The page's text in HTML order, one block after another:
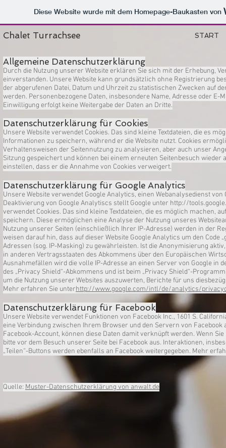
Diese Website wurde mit dem Homepage-Baukasten von
START
Chalet Turrachsee
Allgemeine Datenschutzerklärung
Durch die Nutzung unserer Website erklären Sie sich mit der Erhebung,
einverstanden. Unsere Website kann grundsätzlich ohne Registrierung
der abgerufenen Datei, Datum und Uhrzeit zu statistischen Zwecken auf
werden. Personenbezogene Daten, insbesondere Name, Adresse oder
Einwilligung erfolgt keine Weitergabe der Daten an Dritte.
Datenschutzerklärung für Cookies
Unsere Website verwendet Cookies. Das sind kleine Textdateien, die es
Informationen zu speichern, während er die Website nutzt. Cookies
Verhaltensweisen der Seitennutzung zu analysieren, aber auch unser
Sitzung gespeichert und können bei einem erneuten Seitenbesuch
einstellen, dass er die Annahme von Cookies verweigert.
Datenschutzerklärung für Google Analytics
Unsere Website verwendet Google Analytics, einen Webanalysedienst
Deaktivierung von Google Analytiscs stellt Google unter http://
verwendet Cookies. Das sind kleine Textdateien, die es möglich machen,
speichern. Diese ermöglichen eine Analyse der Nutzung unseres
Nutzung unserer Seiten (einschließlich Ihrer IP-Adresse) werden in der
weisen darauf hin, dass auf dieser Website Google Analytics um den
Adressen (sog. IP-Masking) zu gewährleisten. Ist die Anonymisierung
in anderen Vertragsstaaten des Abkommens über den Europäischen
Ausnahmefällen wird die volle IP-Adresse an einen Server von Google in
des „Privacy Shield“-Abkommens und ist beim „Privacy Shield“-
um die Nutzung unserer Websites auszuwerten, Berichte für uns
Mehr erfahren Sie unterhttp://www.google.com/intl/de/analytics/
Datenschutzerklärung für Facebook
Unsere Website verwendet Funktionen von Facebook Inc., 1601 S.
eine Verbindung zwischen Ihrem Browser und den Servern von
Facebook-Account, können diese Daten damit verknüpft werden. Wenn
bitte vor dem Besuch unserer Seite bei Facebook aus. Interaktionen,
„Teilen“-Buttons werden ebenfalls an Facebook weitergegeben. Mehr
Quelle: Muster-Datenschutzerklärung von anwalt.de